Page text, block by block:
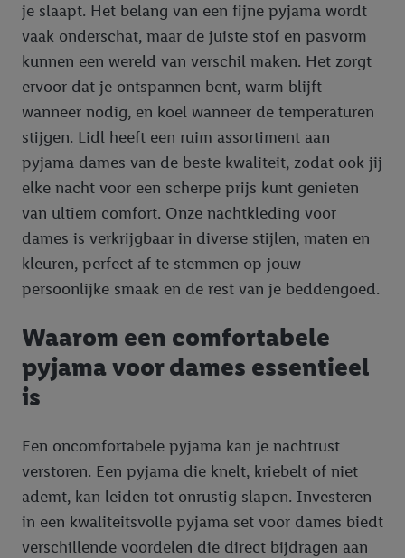
je slaapt. Het belang van een fijne pyjama wordt
vaak onderschat, maar de juiste stof en pasvorm
kunnen een wereld van verschil maken. Het zorgt
ervoor dat je ontspannen bent, warm blijft
wanneer nodig, en koel wanneer de temperaturen
stijgen. Lidl heeft een ruim assortiment aan
pyjama dames van de beste kwaliteit, zodat ook jij
elke nacht voor een scherpe prijs kunt genieten
van ultiem comfort. Onze nachtkleding voor
dames is verkrijgbaar in diverse stijlen, maten en
kleuren, perfect af te stemmen op jouw
persoonlijke smaak en de rest van je beddengoed.
Waarom een comfortabele
pyjama voor dames essentieel
is
Een oncomfortabele pyjama kan je nachtrust
verstoren. Een pyjama die knelt, kriebelt of niet
ademt, kan leiden tot onrustig slapen. Investeren
in een kwaliteitsvolle pyjama set voor dames biedt
verschillende voordelen die direct bijdragen aan